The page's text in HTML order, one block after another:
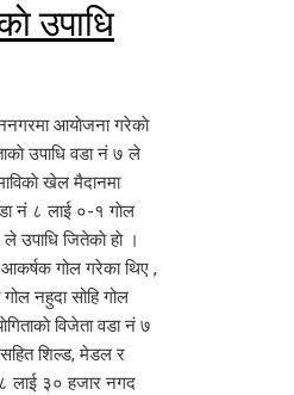
उपाधि
आयाेजना गरेकाे
उपाधि वडा नं ७ ले
खेल मैदानमा
नं ८ लाई ०-१ गाेल
उपाधि जितेकाे हाे ।
गोल गरेका थिए ,
नहुदा सोहि गोल
विजेता वडा नं ७
शिल्ड, मेडल र
लाई ३० हजार नगद